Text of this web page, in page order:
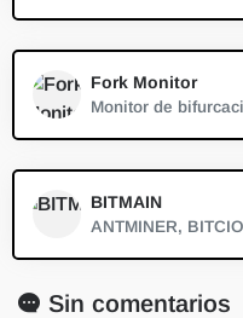
Fork Monitor
Monitor de
BITMAIN
ANTMINER,
Sin comentarios